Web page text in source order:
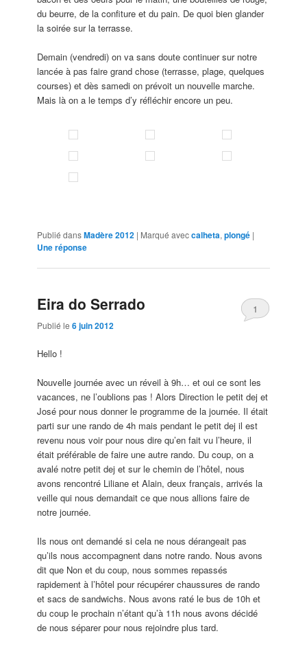
du beurre, de la confiture et du pain. De quoi bien glander
la soirée sur la terrasse.
Demain (vendredi) on va sans doute continuer sur notre
lancée à pas faire grand chose (terrasse, plage, quelques
courses) et dès samedi on prévoit un nouvelle marche.
Mais là on a le temps d’y réfléchir encore un peu.
Publié dansMadère 2012 | Marqué aveccalheta,plongé |
Uneréponse
Eira do Serrado
Publié le6 juin 2012
1
Hello !
Nouvelle journée avec un réveil à 9h… et oui ce sont les
vacances, ne l’oublions pas ! Alors Direction le petit dej et
José pour nous donner le programme de la journée. Il était
parti sur une rando de 4h mais pendant le petit dej il est
revenu nous voir pour nous dire qu’en fait vu l’heure, il
était préférable de faire une autre rando. Du coup, on a
avalé notre petit dej et sur le chemin de l’hôtel, nous
avons rencontré Liliane et Alain, deux français, arrivés la
veille qui nous demandait ce que nous allions faire de
notre journée.
Ils nous ont demandé si cela ne nous dérangeait pas
qu’ils nous accompagnent dans notre rando. Nous avons
dit que Non et du coup, nous sommes repassés
rapidement à l’hôtel pour récupérer chaussures de rando
et sacs de sandwichs. Nous avons raté le bus de 10h et
du coup le prochain n’étant qu’à 11h nous avons décidé
de nous séparer pour nous rejoindre plus tard.